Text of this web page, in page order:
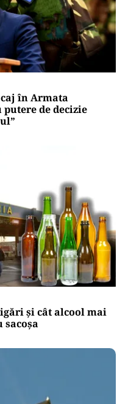
în Armata
putere de decizie
și cât alcool mai